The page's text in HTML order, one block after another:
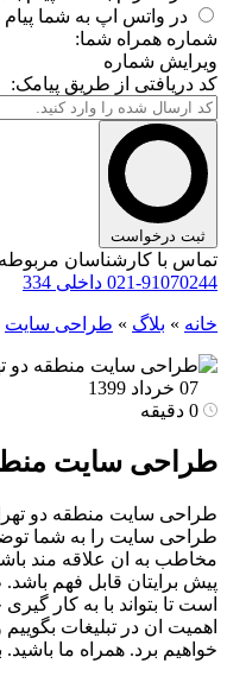
در واتس اپ به شما پیام
شماره همراه شما:
ویرایش شماره
کد دریافتی از طریق پیامک:
ثبت درخواست
تماس با کارشناسان مربوطه
021-91070244 داخلی 334
خانه » بلاگ » طراحی سایت
07 خرداد 1399
طراحی سایت
طراحی سایت منطقه دو
طراحی سایت را به شما
مخاطب به ان علاقه مند
پیش برایتان قابل فهم
است تا بتواند با به کار
اهمیت ان در تبلیغات
خواهیم برد. همراه ما